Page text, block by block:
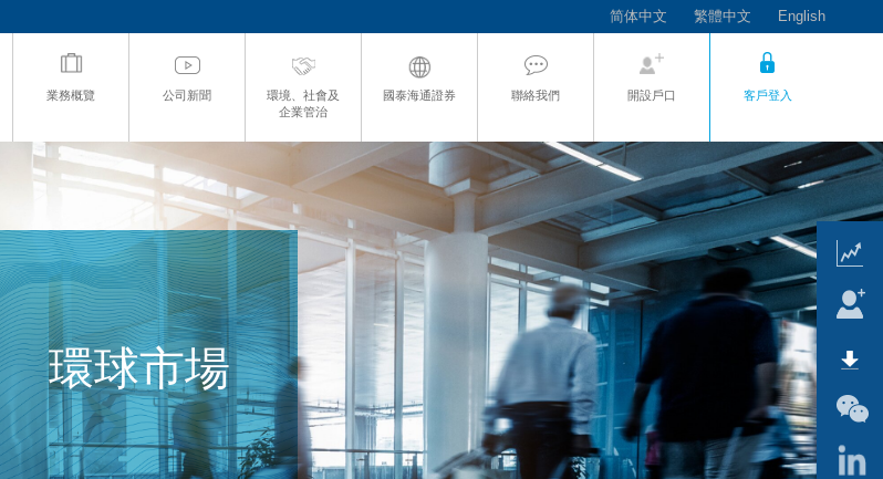
简体中文 繁體中文 English
業務概覽 公司新聞
環境、社會及
企業管治
國泰海通證券 聯絡我們 開設戶口 客戶登入
環球市場